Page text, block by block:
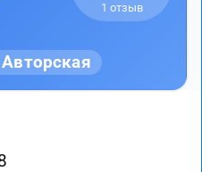
1 отзыв
Авторская